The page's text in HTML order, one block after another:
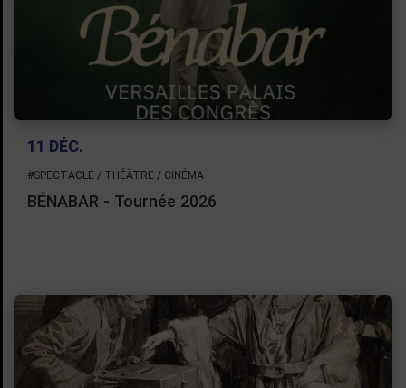
11 DÉC.
#SPECTACLE / THÉÂTRE / CINÉMA
BÉNABAR - Tournée 2026